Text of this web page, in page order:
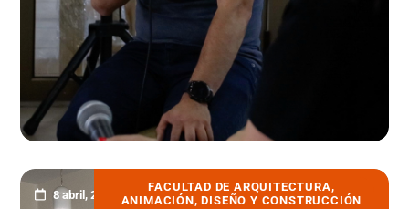
FACULTAD DE ARQUITECTURA,
ANIMACIÓN, DISEÑO Y CONSTRUCCIÓN
8 abril, 2022